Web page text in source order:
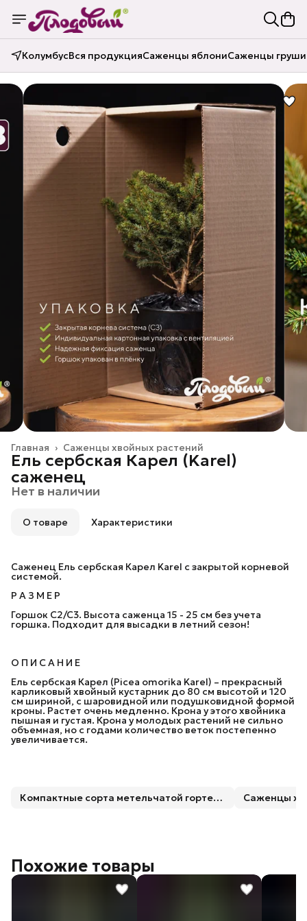
КолумбусВся продукцияСаженцы яблониСаженцы груши
Саженцы хвойных растений
Главная ›
Ель сербская Карел (Karel)
саженец
Нет в наличии
О товаре Характеристики
Саженец Ель сербская Карел Karel с закрытой корневой
системой.
Р А З М Е Р
Горшок C2/C3. Высота саженца 15 - 25 см без учета
горшка. Подходит для высадки в летний сезон!
О П И С А Н И Е
Ель сербская Карел (Picea omorika Karel) – прекрасный
карликовый хвойный кустарник до 80 см высотой и 120
см шириной, с шаровидной или подушковидной формой
кроны. Растет очень медленно. Крона у этого хвойника
пышная и густая. Крона у молодых растений не сильно
объемная, но с годами количество веток постепенно
увеличивается.
Компактные сорта метельчатой гортензии Саженцы
Похожие товары